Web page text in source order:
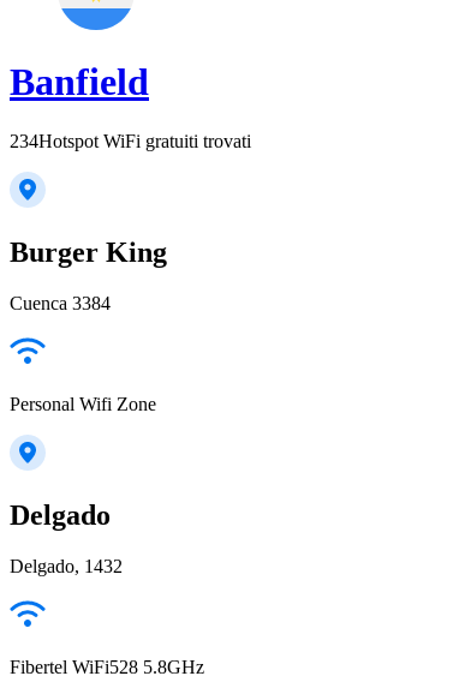
Banfield
234Hotspot WiFi gratuiti trovati
Burger King
Cuenca 3384
Personal Wifi Zone
Delgado
Delgado, 1432
Fibertel WiFi528 5.8GHz